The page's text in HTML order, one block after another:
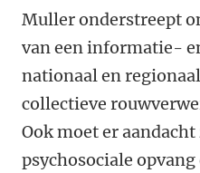
Muller onderstreept
van een informatie-
nationaal en
collectieve
Ook moet er
psychosociale